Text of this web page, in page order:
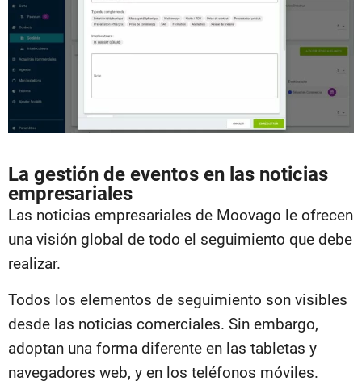
La gestión de eventos en las noticias
empresariales
Las noticias empresariales de Moovago le ofrecen
una visión global de todo el seguimiento que debe
realizar.
Todos los elementos de seguimiento son visibles
desde las noticias comerciales. Sin embargo,
adoptan una forma diferente en las tabletas y
navegadores web, y en los teléfonos móviles.